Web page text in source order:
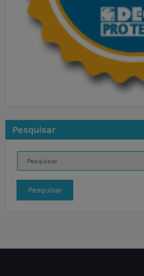
Pesquisar
Pesquisar